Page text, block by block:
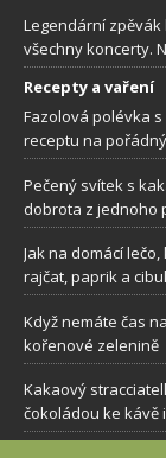
Legendární
všechny koncerty.
Recepty a vaření
Fazolová polévka
receptu na
Pečený svítek s
dobrota z jednoho
Jak na domácí
rajčat, paprik a
Když nemáte čas
kořenové zelenině
Kakaový
čokoládou ke kávě